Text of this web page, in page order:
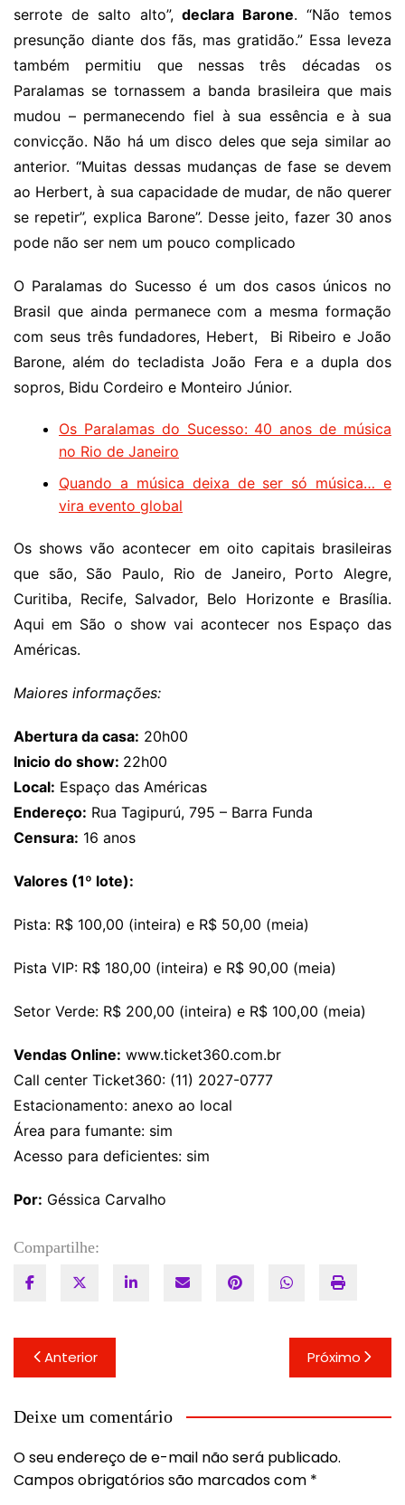
serrote de salto alto”,declara Barone. “Não temos
presunção diante dos fãs, mas gratidão.” Essa leveza
também permitiu que nessas três décadas os
Paralamas se tornassem a banda brasileira que mais
mudou – permanecendo fiel à sua essência e à sua
convicção. Não há um disco deles que seja similar ao
anterior. “Muitas dessas mudanças de fase se devem
ao Herbert, à sua capacidade de mudar, de não querer
se repetir”, explica Barone”. Desse jeito, fazer 30 anos
pode não ser nem um pouco complicado
O Paralamas do Sucesso é um dos casos únicos no
Brasil que ainda permanece com a mesma formação
com seus três fundadores, Hebert, Bi Ribeiro e João
Barone, além do tecladista João Fera e a dupla dos
sopros, Bidu Cordeiro e Monteiro Júnior.
Os Paralamas do Sucesso: 40 anos de música
no Rio de Janeiro
Quando a música deixa de ser só música… e
vira evento global
Os shows vão acontecer em oito capitais brasileiras
que são, São Paulo, Rio de Janeiro, Porto Alegre,
Curitiba, Recife, Salvador, Belo Horizonte e Brasília.
Aqui em São o show vai acontecer nos Espaço das
Américas.
Maiores informações:
Abertura da casa: 20h00
Inicio do show: 22h00
Local: Espaço das Américas
Endereço: Rua Tagipurú, 795 – Barra Funda
Censura: 16 anos
Valores (1º lote):
Pista: R$ 100,00 (inteira) e R$ 50,00 (meia)
Pista VIP: R$ 180,00 (inteira) e R$ 90,00 (meia)
Setor Verde: R$ 200,00 (inteira) e R$ 100,00 (meia)
Vendas Online: www.ticket360.com.br
Call center Ticket360: (11) 2027-0777
Estacionamento: anexo ao local
Área para fumante: sim
Acesso para deficientes: sim
Por: Géssica Carvalho
Compartilhe:
Navegação
de
Post
Anterior Próximo
Deixe um comentário
O seu endereço de e-mail não será publicado.
Campos obrigatórios são marcados com *